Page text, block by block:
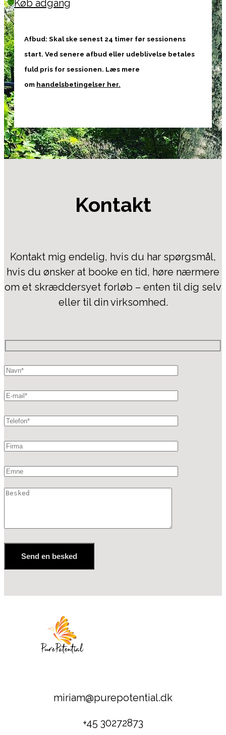
Køb adgang
Afbud: Skal ske senest 24 timer før sessionens
start. Ved senere afbud eller udeblivelse betales
fuld pris for sessionen. Læs mere
om handelsbetingelser her.
Kontakt
Kontakt mig endelig, hvis du har spørgsmål,
hvis du ønsker at booke en tid, høre nærmere
om et skræddersyet forløb – enten til dig selv
eller til din virksomhed.
miriam@purepotential.dk
+45 30272873